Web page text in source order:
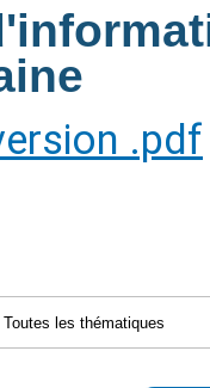
.pdf